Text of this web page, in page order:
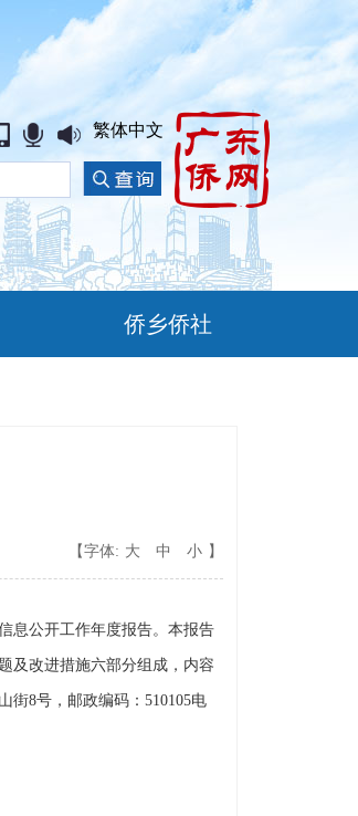
繁体中文
侨乡侨社
【字体: 大 中 小 】
息公开工作年度报告。本报告
及改进措施六部分组成，内容
街8号，邮政编码：510105电